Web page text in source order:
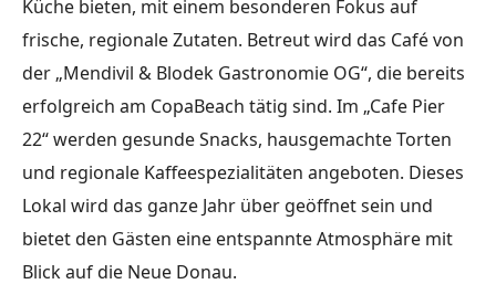
Küche bieten, mit einem besonderen Fokus auf
frische, regionale Zutaten. Betreut wird das Café von
der „Mendivil & Blodek Gastronomie OG“, die bereits
erfolgreich am CopaBeach tätig sind. Im „Cafe Pier
22“ werden gesunde Snacks, hausgemachte Torten
und regionale Kaffeespezialitäten angeboten. Dieses
Lokal wird das ganze Jahr über geöffnet sein und
bietet den Gästen eine entspannte Atmosphäre mit
Blick auf die Neue Donau.